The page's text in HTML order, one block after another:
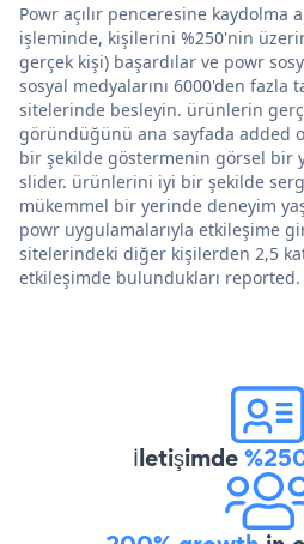
Powr açılır penceresine kaydolma
işleminde, kişilerini %250'nin
gerçek kişi) başardılar ve powr
sosyal medyalarını 6000'den fazla
sitelerinde besleyin. ürünlerin
göründüğünü ana sayfada added
bir şekilde göstermenin görsel bir
slider. ürünlerini iyi bir şekilde
mükemmel bir yerinde deneyim
powr uygulamalarıyla etkileşime
sitelerindeki diğer kişilerden 2,5
etkileşimde bulundukları reported.
İletişimde